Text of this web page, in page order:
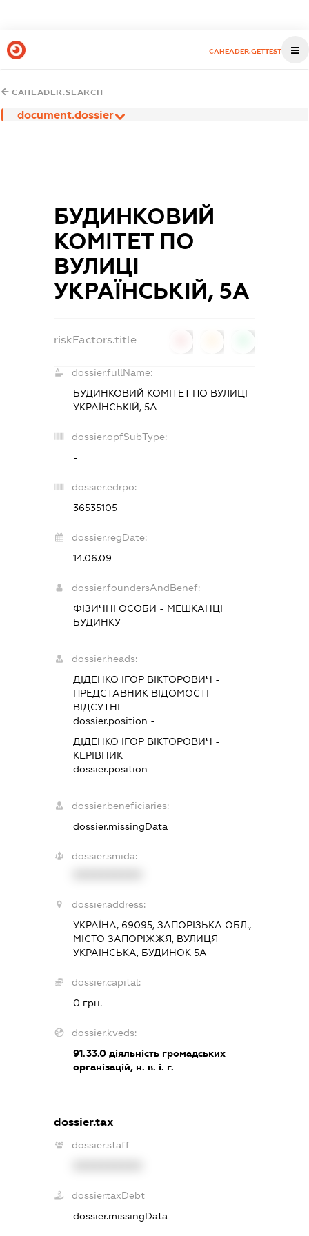
CAHEADER.GETTEST
CAHEADER.SEARCH
document.dossier
БУДИНКОВИЙ
КОМІТЕТ ПО
ВУЛИЦІ
УКРАЇНСЬКІЙ, 5А
riskFactors.title
dossier.fullName:
БУДИНКОВИЙ КОМІТЕТ ПО ВУЛИЦІ
УКРАЇНСЬКІЙ, 5А
dossier.opfSubType:
-
dossier.edrpo:
36535105
dossier.regDate:
14.06.09
dossier.foundersAndBenef:
ФІЗИЧНІ ОСОБИ - МЕШКАНЦІ
БУДИНКУ
dossier.heads:
ДІДЕНКО ІГОР ВІКТОРОВИЧ -
ПРЕДСТАВНИК ВІДОМОСТІ
ВІДСУТНІ
dossier.position -
ДІДЕНКО ІГОР ВІКТОРОВИЧ -
КЕРІВНИК
dossier.position -
dossier.beneficiaries:
dossier.missingData
dossier.smida:
dossier.address:
УКРАЇНА, 69095, ЗАПОРІЗЬКА ОБЛ.,
МІСТО ЗАПОРІЖЖЯ, ВУЛИЦЯ
УКРАЇНСЬКА, БУДИНОК 5А
dossier.capital:
0 грн.
dossier.kveds:
91.33.0 діяльність громадських
організацій, н. в. і. г.
dossier.tax
dossier.staff
dossier.taxDebt
dossier.missingData